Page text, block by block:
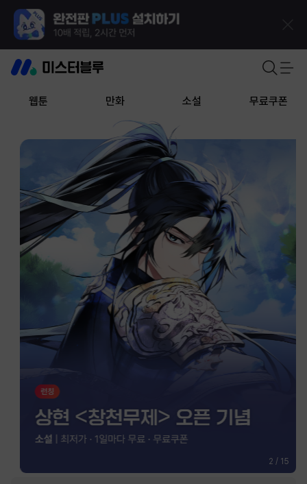
웹툰 만화 소설 무료쿠폰
2 / 15